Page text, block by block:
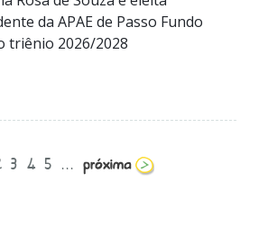
da APAE de Passo Fundo
triênio 2026/2028
3 4 5 ...